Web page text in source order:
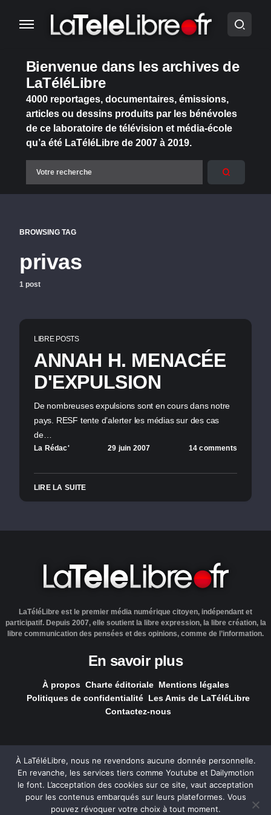
Bienvenue dans les archives de
LaTéléLibre
4000 reportages, documentaires, émissions,
articles ou dessins produits par les bénévoles
de ce laboratoire de télévision et média-école
qu’a été LaTéléLibre de 2007 à 2019.
BROWSING TAG
privas
1 post
LIBRE POSTS
ANNAH H. MENACÉE
D'EXPULSION
De nombreuses expulsions sont en cours dans notre
pays. RESF tente d’alerter les médias sur des cas
de…
La Rédac' 29 juin 2007 14 comments
LIRE LA SUITE
LaTéléLibre est le premier média numérique citoyen, indépendant et
participatif. Depuis 2007, elle soutient la libre expression, la libre création, la
libre communication des pensées et des opinions, comme de l’information.
En savoir plus
À propos Charte éditoriale Mentions légales
Politiques de confidentialité Les Amis de LaTéléLibre
Contactez-nous
LaTéléLibre.fr, ce site a été réalisé par l'agenceNOUS, Ouvert,
Utile & Simple
À LaTéléLibre, nous ne revendons aucune donnée personnelle.
En revanche, les services tiers comme Youtube et Dailymotion
le font. L’acceptation des cookies sur ce site, vaut acceptation
pour les contenus embarqués sur leurs plateformes. Vous
pouvez révoquer votre choix à tout moment.